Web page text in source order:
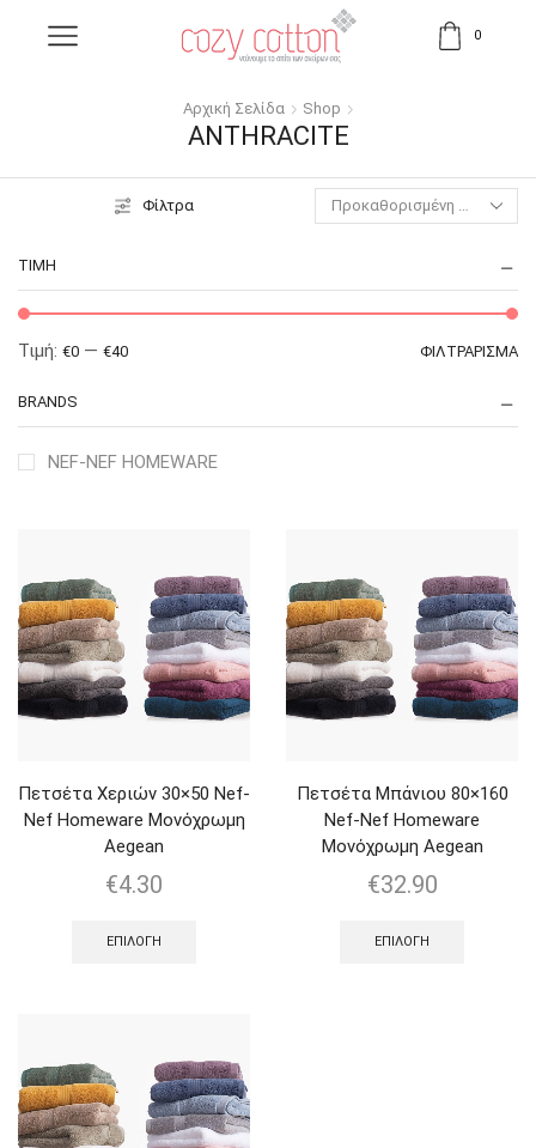
0
Αρχική Σελίδα Shop
ANTHRACITE
Φίλτρα
ΤΙΜΉ
ΦΙΛΤΡΆΡΙΣΜΑ
Τιμή: €0 — €40
BRANDS
NEF-NEF HOMEWARE
Πετσέτα Χεριών 30×50 Nef-
Nef Homeware Μονόχρωμη
Aegean
€4.30
ΕΠΙΛΟΓΉ
Πετσέτα Μπάνιου 80×160
Nef-Nef Homeware
Μονόχρωμη Aegean
€32.90
ΕΠΙΛΟΓΉ